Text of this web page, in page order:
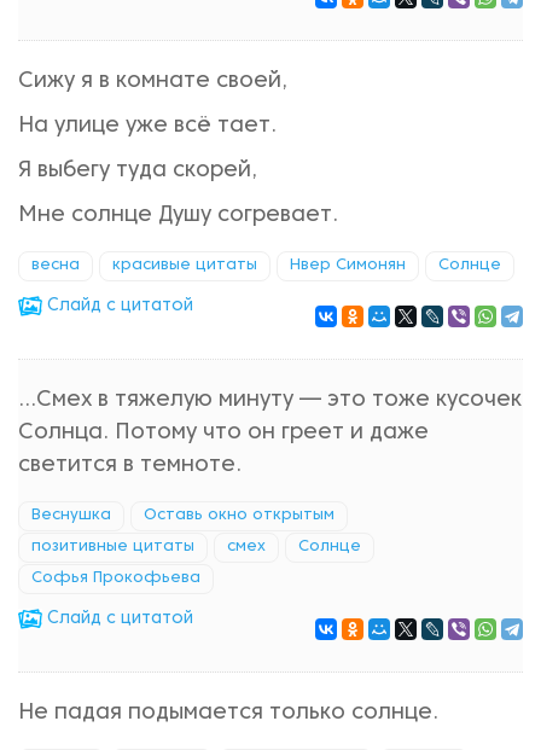
Сижу я в комнате своей,
На улице уже всё тает.
Я выбегу туда скорей,
Мне солнце Душу согревает.
весна красивые цитаты Нвер Симонян Солнце
Cлайд с цитатой
…Смех в тяжелую минуту — это тоже кусочек
Солнца. Потому что он греет и даже
светится в темноте.
Веснушка Оставь окно открытым
позитивные цитаты смех Солнце
Софья Прокофьева
Cлайд с цитатой
Не падая подымается только солнце.